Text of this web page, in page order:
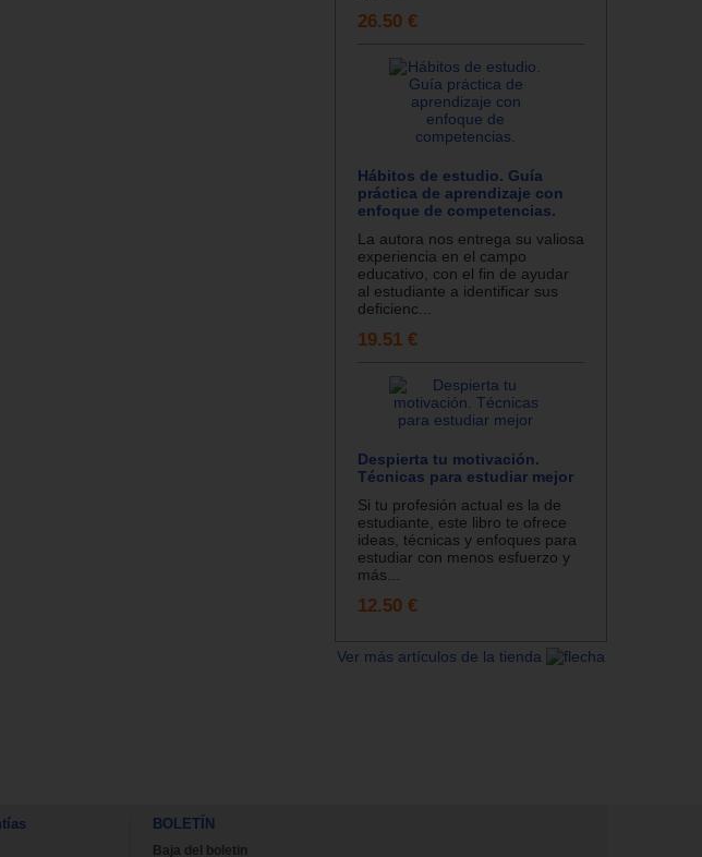
26.50 €
Hábitos de estudio. Guía
práctica de aprendizaje con
enfoque de competencias.
La autora nos entrega su valiosa
experiencia en el campo
educativo, con el fin de ayudar
al estudiante a identificar sus
deficienc...
19.51 €
Despierta tu motivación.
Técnicas para estudiar mejor
Si tu profesión actual es la de
estudiante, este libro te ofrece
ideas, técnicas y enfoques para
estudiar con menos esfuerzo y
más...
12.50 €
Ver más artículos de la tienda
BOLETÍN
Baja del boletin